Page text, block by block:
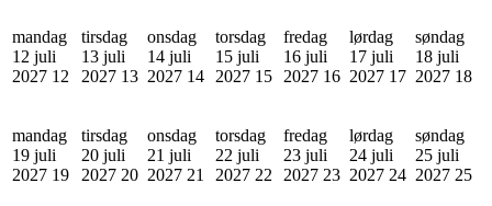
mandag
12 juli
2027 12
tirsdag
13 juli
2027 13
onsdag
14 juli
2027 14
torsdag
15 juli
2027 15
fredag
16 juli
2027 16
lørdag
17 juli
2027 17
søndag
18 juli
2027 18
mandag
19 juli
2027 19
tirsdag
20 juli
2027 20
onsdag
21 juli
2027 21
torsdag
22 juli
2027 22
fredag
23 juli
2027 23
lørdag
24 juli
2027 24
søndag
25 juli
2027 25